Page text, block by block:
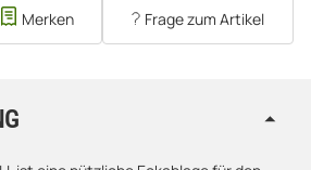
Merken Frage zum Artikel